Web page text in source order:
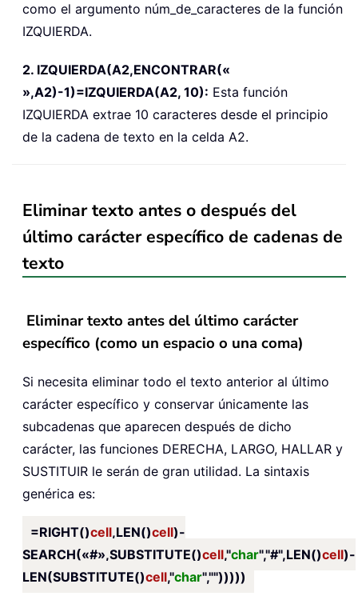
como el argumento núm_de_caracteres de la función
IZQUIERDA.
2. IZQUIERDA(A2,ENCONTRAR(«
»,A2)-1)=IZQUIERDA(A2, 10): Esta función
IZQUIERDA extrae 10 caracteres desde el principio
de la cadena de texto en la celda A2.
Eliminar texto antes o después del
último carácter específico de cadenas de
texto
Eliminar texto antes del último carácter
específico (como un espacio o una coma)
Si necesita eliminar todo el texto anterior al último
carácter específico y conservar únicamente las
subcadenas que aparecen después de dicho
carácter, las funciones DERECHA, LARGO, HALLAR y
SUSTITUIR le serán de gran utilidad. La sintaxis
genérica es:
=RIGHT()cell,LEN()cell)-
SEARCH(«#»,SUBSTITUTE()cell,"char","#",LEN()cell)-
LEN(SUBSTITUTE()cell,"char","")))))